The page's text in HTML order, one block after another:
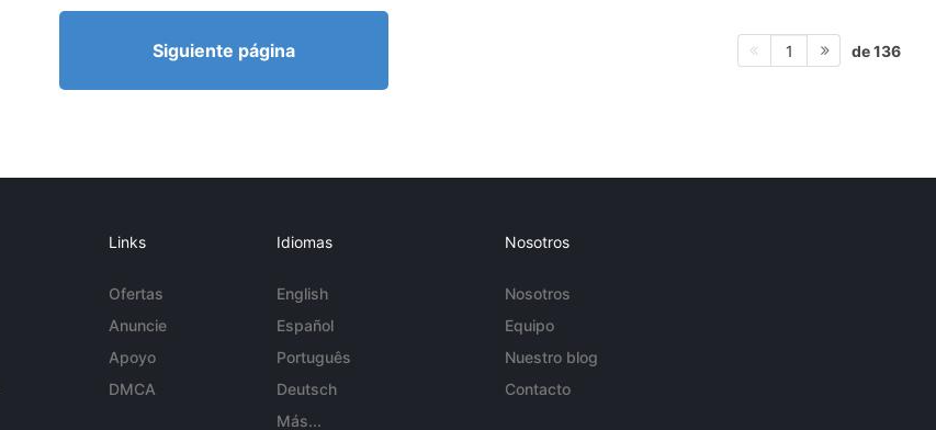
Siguiente página 1 de 136
Links
Ofertas
Anuncie
Apoyo
DMCA
Idiomas
English
Español
Português
Deutsch
Más...
Nosotros
Nosotros
Equipo
Nuestro blog
Contacto